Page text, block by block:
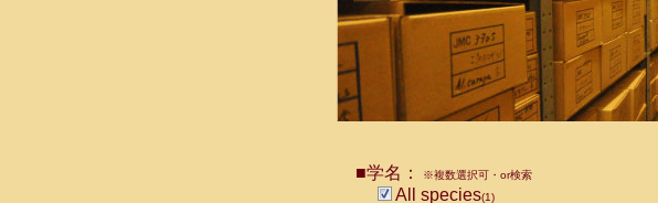
■学名： ※複数選択可・or検索
All species(1)